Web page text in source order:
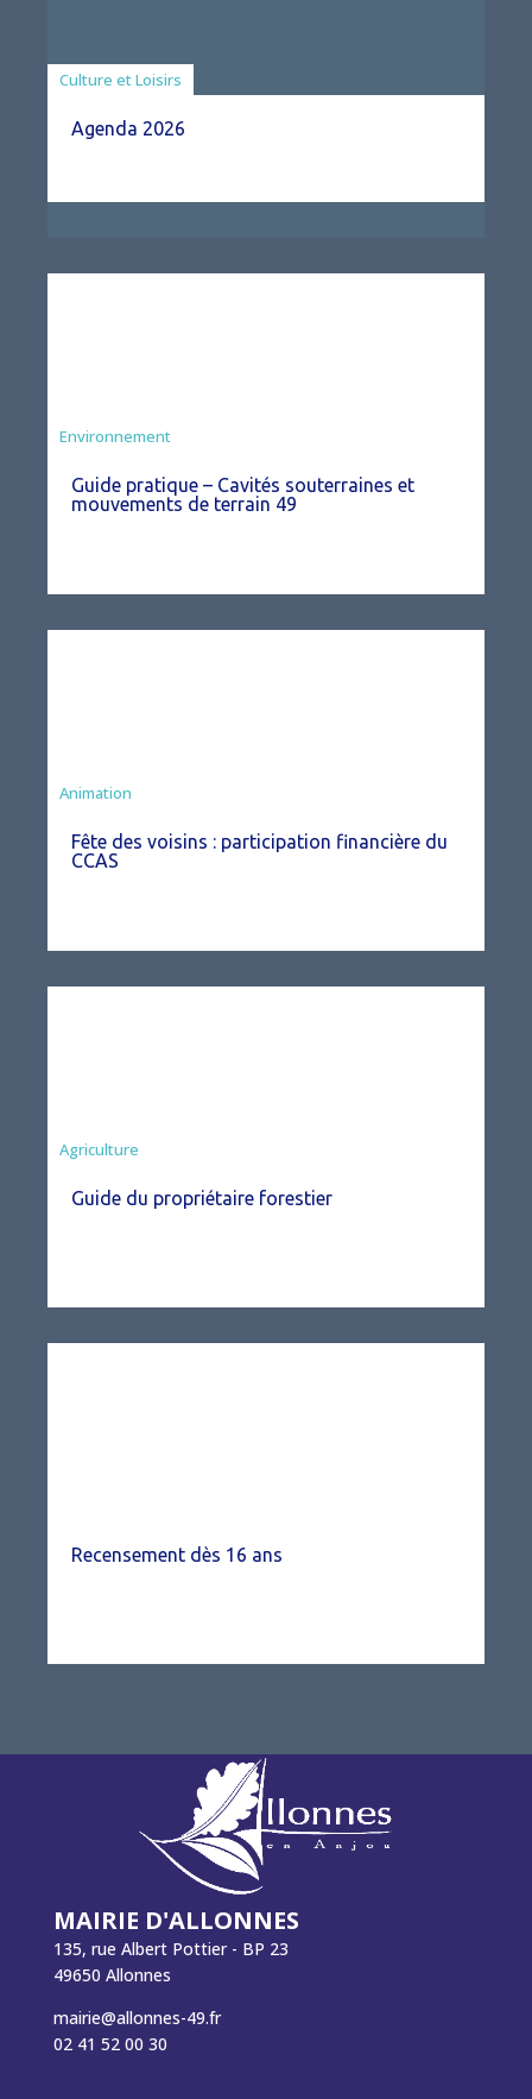
Associations
Culture et Loisirs
Agenda 2026
Environnement
Guide pratique – Cavités souterraines et
mouvements de terrain 49
Animation
Fête des voisins : participation financière du
CCAS
Agriculture
Guide du propriétaire forestier
Recensement dès 16 ans
MAIRIE D'ALLONNES
135, rue Albert Pottier - BP 23
49650 Allonnes
mairie@allonnes-49.fr
02 41 52 00 30